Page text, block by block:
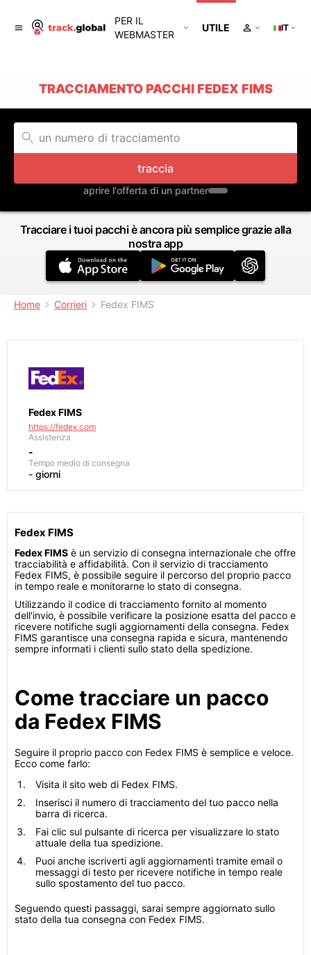
PER IL
WEBMASTER
UTILE IT
TRACCIAMENTO PACCHI FEDEX FIMS
traccia
aprire l'offerta di un partner
Tracciare i tuoi pacchi è ancora più semplice grazie alla
nostra app
Home Corrieri Fedex FIMS
Fedex FIMS
https://fedex.com
Assistenza
-
Tempo medio di consegna
- giorni
Fedex FIMS
Fedex FIMS è un servizio di consegna internazionale che offre
tracciabilità e affidabilità. Con il servizio di tracciamento
Fedex FIMS, è possibile seguire il percorso del proprio pacco
in tempo reale e monitorarne lo stato di consegna.
Utilizzando il codice di tracciamento fornito al momento
dell'invio, è possibile verificare la posizione esatta del pacco e
ricevere notifiche sugli aggiornamenti della consegna. Fedex
FIMS garantisce una consegna rapida e sicura, mantenendo
sempre informati i clienti sullo stato della spedizione.
Come tracciare un pacco
da Fedex FIMS
Seguire il proprio pacco con Fedex FIMS è semplice e veloce.
Ecco come farlo:
Visita il sito web di Fedex FIMS.
Inserisci il numero di tracciamento del tuo pacco nella
barra di ricerca.
Fai clic sul pulsante di ricerca per visualizzare lo stato
attuale della tua spedizione.
Puoi anche iscriverti agli aggiornamenti tramite email o
messaggi di testo per ricevere notifiche in tempo reale
sullo spostamento del tuo pacco.
Seguendo questi passaggi, sarai sempre aggiornato sullo
stato della tua consegna con Fedex FIMS.